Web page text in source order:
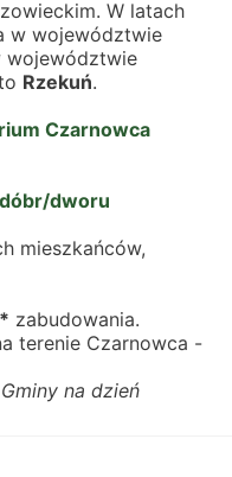
w województwie
województwie
Rzekuń.
Czarnowca
dworu
mieszkańców,
zabudowania.
na dzień